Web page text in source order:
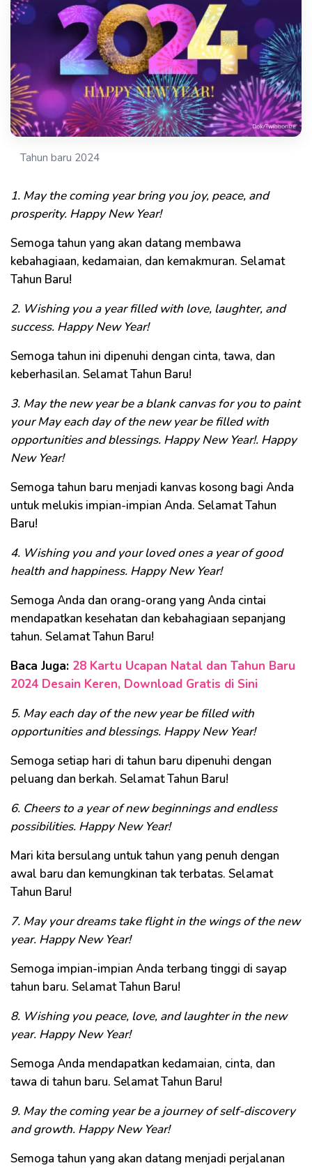
Tahun baru 2024
1. May the coming year bring you joy, peace, and
prosperity. Happy New Year!
Semoga tahun yang akan datang membawa
kebahagiaan, kedamaian, dan kemakmuran. Selamat
Tahun Baru!
2. Wishing you a year filled with love, laughter, and
success. Happy New Year!
Semoga tahun ini dipenuhi dengan cinta, tawa, dan
keberhasilan. Selamat Tahun Baru!
3. May the new year be a blank canvas for you to paint
your May each day of the new year be filled with
opportunities and blessings. Happy New Year!. Happy
New Year!
Semoga tahun baru menjadi kanvas kosong bagi Anda
untuk melukis impian-impian Anda. Selamat Tahun
Baru!
4. Wishing you and your loved ones a year of good
health and happiness. Happy New Year!
Semoga Anda dan orang-orang yang Anda cintai
mendapatkan kesehatan dan kebahagiaan sepanjang
tahun. Selamat Tahun Baru!
Baca Juga: 28 Kartu Ucapan Natal dan Tahun Baru
2024 Desain Keren, Download Gratis di Sini
5. May each day of the new year be filled with
opportunities and blessings. Happy New Year!
Semoga setiap hari di tahun baru dipenuhi dengan
peluang dan berkah. Selamat Tahun Baru!
6. Cheers to a year of new beginnings and endless
possibilities. Happy New Year!
Mari kita bersulang untuk tahun yang penuh dengan
awal baru dan kemungkinan tak terbatas. Selamat
Tahun Baru!
7. May your dreams take flight in the wings of the new
year. Happy New Year!
Semoga impian-impian Anda terbang tinggi di sayap
tahun baru. Selamat Tahun Baru!
8. Wishing you peace, love, and laughter in the new
year. Happy New Year!
Semoga Anda mendapatkan kedamaian, cinta, dan
tawa di tahun baru. Selamat Tahun Baru!
9. May the coming year be a journey of self-discovery
and growth. Happy New Year!
Semoga tahun yang akan datang menjadi perjalanan